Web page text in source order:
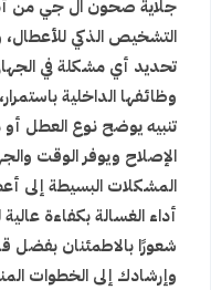
جلاية صحون ال جي من
التشخيص الذكي
تحديد أي مشكلة في
وظائفها الداخلية
تنبيه يوضح نوع العطل
الإصلاح ويوفر الوقت
المشكلات البسيطة إلى
أداء الغسالة بكفاءة
شعورًا بالاطمئنان بفضل
وإرشادك إلى الخطوات